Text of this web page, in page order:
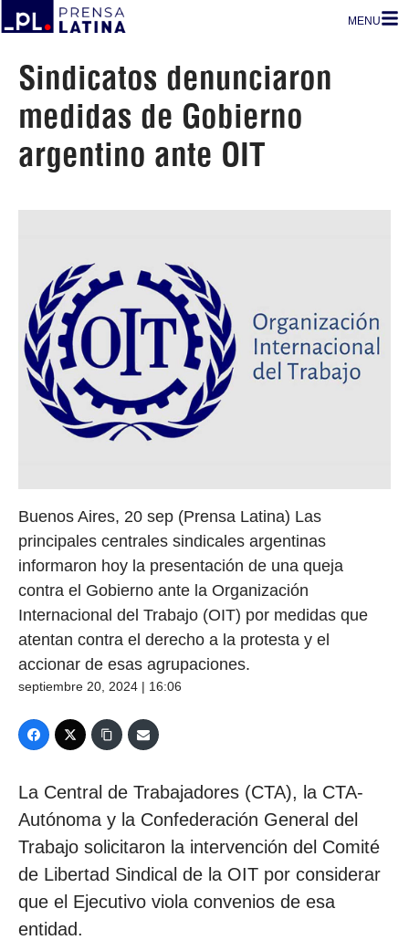
MENU
Sindicatos denunciaron
medidas de Gobierno
argentino ante OIT
Buenos Aires, 20 sep (Prensa Latina) Las
principales centrales sindicales argentinas
informaron hoy la presentación de una queja
contra el Gobierno ante la Organización
Internacional del Trabajo (OIT) por medidas que
atentan contra el derecho a la protesta y el
accionar de esas agrupaciones.
septiembre 20, 2024 | 16:06
La Central de Trabajadores (CTA), la CTA-
Autónoma y la Confederación General del
Trabajo solicitaron la intervención del Comité
de Libertad Sindical de la OIT por considerar
que el Ejecutivo viola convenios de esa
entidad.